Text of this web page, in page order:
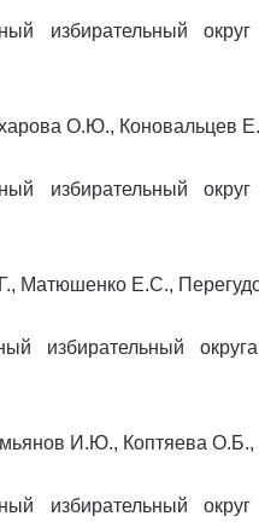
избирательный
О.Ю., Коновальцев
избирательный
Матюшенко Е.С.,
избирательный
И.Ю., Коптяева
избирательный